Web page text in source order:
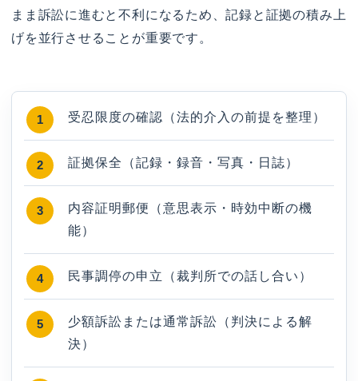
まま訴訟に進むと不利になるため、記録と証拠の積み上
げを並行させることが重要です。
受忍限度の確認（法的介入の前提を整理）
証拠保全（記録・録音・写真・日誌）
内容証明郵便（意思表示・時効中断の機
能）
民事調停の申立（裁判所での話し合い）
少額訴訟または通常訴訟（判決による解
決）